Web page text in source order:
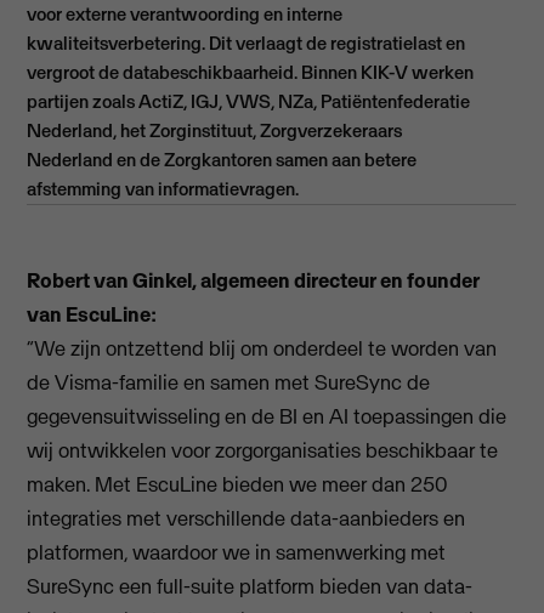
voor externe verantwoording en interne
kwaliteitsverbetering. Dit verlaagt de registratielast en
vergroot de databeschikbaarheid. Binnen KIK-V werken
partijen zoals ActiZ, IGJ, VWS, NZa, Patiëntenfederatie
Nederland, het Zorginstituut, Zorgverzekeraars
Nederland en de Zorgkantoren samen aan betere
afstemming van informatievragen.
Robert van Ginkel, algemeen directeur en founder
van EscuLine:
“We zijn ontzettend blij om onderdeel te worden van
de Visma-familie en samen met SureSync de
gegevensuitwisseling en de BI en AI toepassingen die
wij ontwikkelen voor zorgorganisaties beschikbaar te
maken. Met EscuLine bieden we meer dan 250
integraties met verschillende data-aanbieders en
platformen, waardoor we in samenwerking met
SureSync een full-suite platform bieden van data-